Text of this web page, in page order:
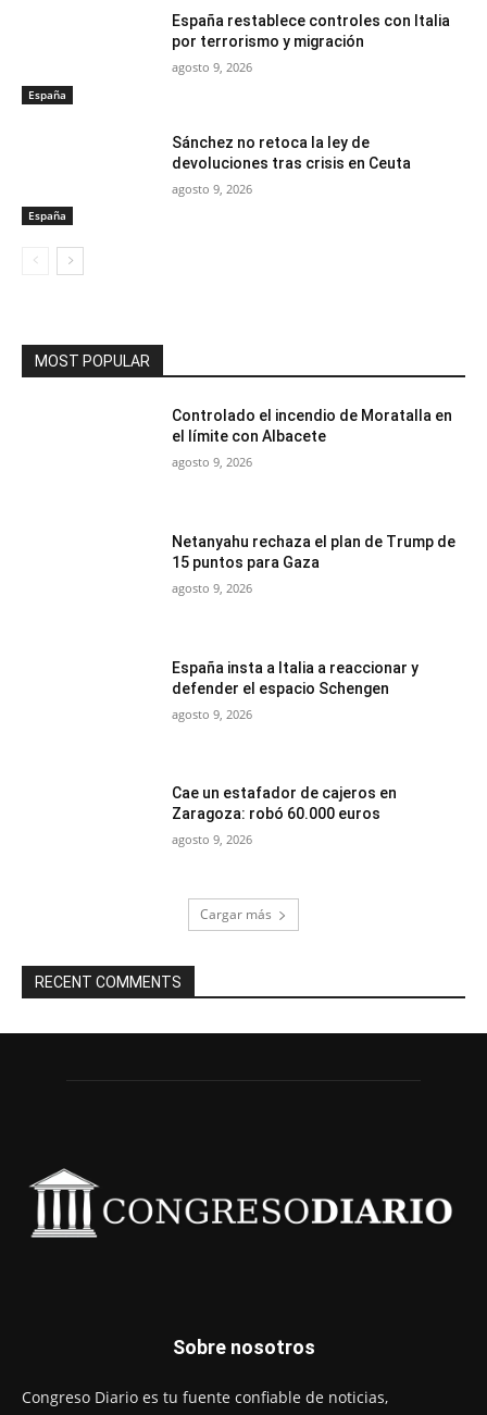
España
España restablece controles con Italia
por terrorismo y migración
agosto 9, 2026
España
Sánchez no retoca la ley de
devoluciones tras crisis en Ceuta
agosto 9, 2026
MOST POPULAR
Controlado el incendio de Moratalla en
el límite con Albacete
agosto 9, 2026
Netanyahu rechaza el plan de Trump de
15 puntos para Gaza
agosto 9, 2026
España insta a Italia a reaccionar y
defender el espacio Schengen
agosto 9, 2026
Cae un estafador de cajeros en
Zaragoza: robó 60.000 euros
agosto 9, 2026
Cargar más
RECENT COMMENTS
Sobre nosotros
Congreso Diario es tu fuente confiable de noticias,